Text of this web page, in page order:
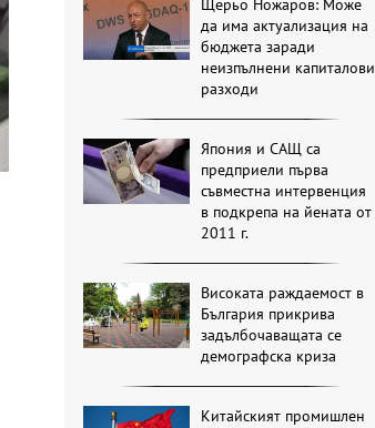
Щерьо Ножаров: Може
да има актуализация на
бюджета заради
неизпълнени капиталови
разходи
Япония и САЩ са
предприели първа
съвместна интервенция
в подкрепа на йената от
2011 г.
Високата раждаемост в
България прикрива
задълбочаващата се
демографска криза
Китайският промишлен